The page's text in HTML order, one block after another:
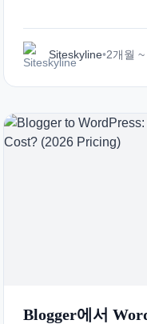
Siteskyline•2개월 ~
Blogger에서